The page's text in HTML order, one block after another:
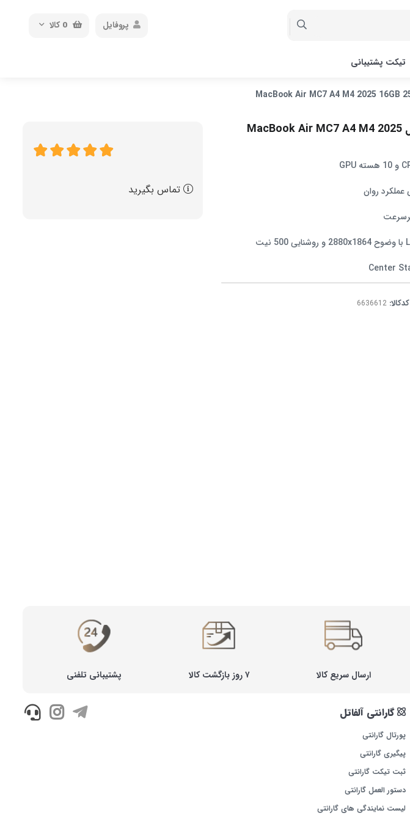
0 کالا پروفایل
تیکت پشتیبانی
لپ تاپ اپل 15.3 اینچی مدل MacBook Air MC7 A4 M4 2025
کدکالا:
تماس بگیرید
ارسال سریع کالا ۷ روز بازگشت کالا پشتیبانی تلفنی
گارانتی آلفاتل
پورتال گارانتی
پیگیری گارانتی
ثبت تیکت گارانتی
دستور العمل گارانتی
لیست نمایندگی های گارانتی